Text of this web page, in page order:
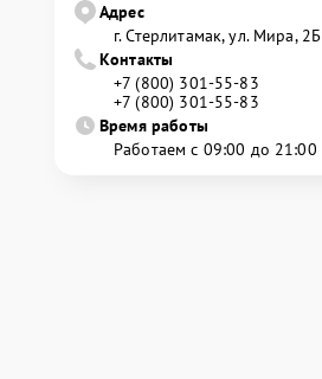
Адрес
г. Стерлитамак, ул. Мира, 2Б
Контакты
+7 (800) 301-55-83
+7 (800) 301-55-83
Время работы
Работаем с 09:00 до 21:00